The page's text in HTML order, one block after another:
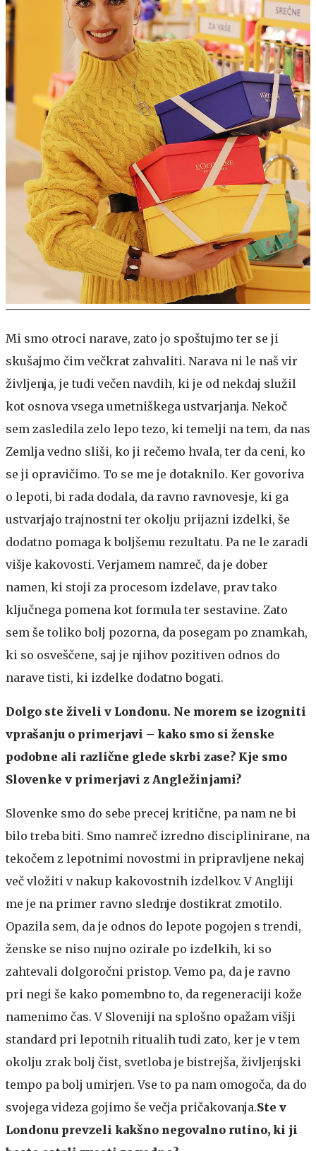
Mi smo otroci narave, zato jo spoštujmo ter se ji
skušajmo čim večkrat zahvaliti. Narava ni le naš vir
življenja, je tudi večen navdih, ki je od nekdaj služil
kot osnova vsega umetniškega ustvarjanja. Nekoč
sem zasledila zelo lepo tezo, ki temelji na tem, da nas
Zemlja vedno sliši, ko ji rečemo hvala, ter da ceni, ko
se ji opravičimo. To se me je dotaknilo. Ker govoriva
o lepoti, bi rada dodala, da ravno ravnovesje, ki ga
ustvarjajo trajnostni ter okolju prijazni izdelki, še
dodatno pomaga k boljšemu rezultatu. Pa ne le zaradi
višje kakovosti. Verjamem namreč, da je dober
namen, ki stoji za procesom izdelave, prav tako
ključnega pomena kot formula ter sestavine. Zato
sem še toliko bolj pozorna, da posegam po znamkah,
ki so osveščene, saj je njihov pozitiven odnos do
narave tisti, ki izdelke dodatno bogati.
Dolgo ste živeli v Londonu. Ne morem se izogniti
vprašanju o primerjavi – kako smo si ženske
podobne ali različne glede skrbi zase? Kje smo
Slovenke v primerjavi z Angležinjami?
Slovenke smo do sebe precej kritične, pa nam ne bi
bilo treba biti. Smo namreč izredno disciplinirane, na
tekočem z lepotnimi novostmi in pripravljene nekaj
več vložiti v nakup kakovostnih izdelkov. V Angliji
me je na primer ravno slednje dostikrat zmotilo.
Opazila sem, da je odnos do lepote pogojen s trendi,
ženske se niso nujno ozirale po izdelkih, ki so
zahtevali dolgoročni pristop. Vemo pa, da je ravno
pri negi še kako pomembno to, da regeneraciji kože
namenimo čas. V Sloveniji na splošno opažam višji
standard pri lepotnih ritualih tudi zato, ker je v tem
okolju zrak bolj čist, svetloba je bistrejša, življenjski
tempo pa bolj umirjen. Vse to pa nam omogoča, da do
svojega videza gojimo še večja pričakovanja.Ste v
Londonu prevzeli kakšno negovalno rutino, ki ji